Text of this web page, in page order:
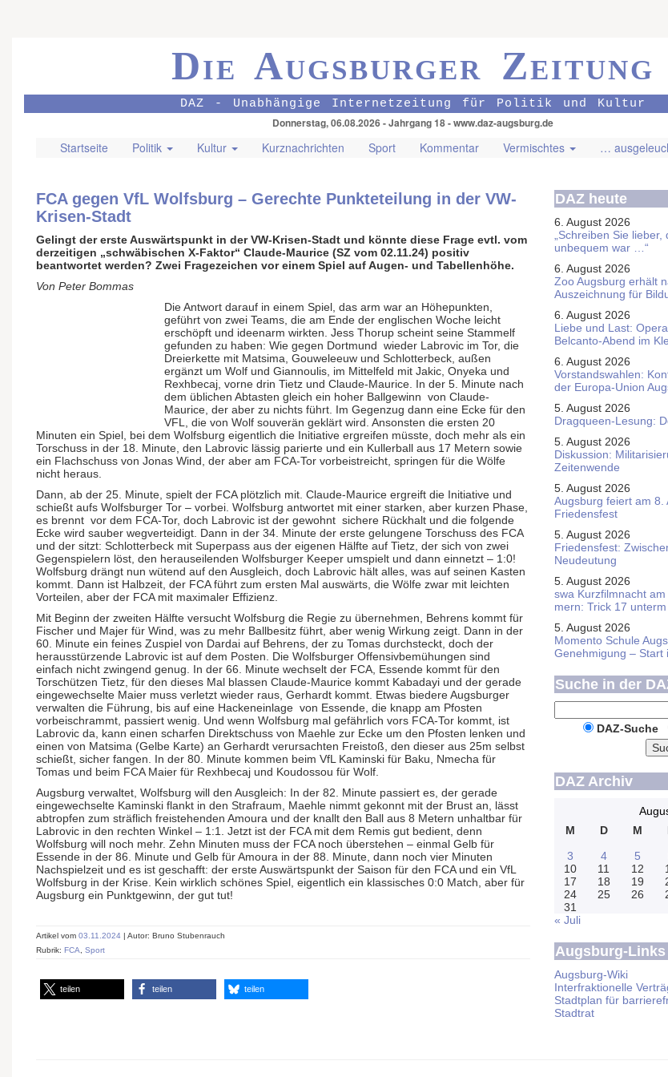
Die Augsburger Zeitung
DAZ - Unabhängige Internetzeitung für Politik und Kultur
Donnerstag, 06.08.2026 - Jahrgang 18 - www.daz-augsburg.de
Startseite Politik Kultur Kurznachrichten Sport Kommentar Vermischtes …
FCA gegen VfL Wolfsburg – Gerechte Punkteteilung in der VW-
Krisen-Stadt
Gelingt der erste Auswärtspunkt in der VW-Krisen-Stadt und könnte diese Frage evtl. vom
derzeitigen „schwäbischen X-Faktor“ Claude-Maurice (SZ vom 02.11.24) positiv
beantwortet werden? Zwei Fragezeichen vor einem Spiel auf Augen- und Tabellenhöhe.
Von Peter Bommas
Die Antwort darauf in einem Spiel, das arm war an Höhepunkten,
geführt von zwei Teams, die am Ende der englischen Woche leicht
erschöpft und ideenarm wirkten. Jess Thorup scheint seine Stammelf
gefunden zu haben: Wie gegen Dortmund wieder Labrovic im Tor, die
Dreierkette mit Matsima, Gouweleeuw und Schlotterbeck, außen
ergänzt um Wolf und Giannoulis, im Mittelfeld mit Jakic, Onyeka und
Rexhbecaj, vorne drin Tietz und Claude-Maurice. In der 5. Minute nach
dem üblichen Abtasten gleich ein hoher Ballgewinn von Claude-
Maurice, der aber zu nichts führt. Im Gegenzug dann eine Ecke für den
VFL, die von Wolf souverän geklärt wird. Ansonsten die ersten 20
Minuten ein Spiel, bei dem Wolfsburg eigentlich die Initiative ergreifen müsste, doch mehr als ein
Torschuss in der 18. Minute, den Labrovic lässig parierte und ein Kullerball aus 17 Metern sowie
ein Flachschuss von Jonas Wind, der aber am FCA-Tor vorbeistreicht, springen für die Wölfe
nicht heraus.
Dann, ab der 25. Minute, spielt der FCA plötzlich mit. Claude-Maurice ergreift die Initiative und
schießt aufs Wolfsburger Tor – vorbei. Wolfsburg antwortet mit einer starken, aber kurzen Phase,
es brennt vor dem FCA-Tor, doch Labrovic ist der gewohnt sichere Rückhalt und die folgende
Ecke wird sauber wegverteidigt. Dann in der 34. Minute der erste gelungene Torschuss des FCA
und der sitzt: Schlotterbeck mit Superpass aus der eigenen Hälfte auf Tietz, der sich von zwei
Gegenspielern löst, den herauseilenden Wolfsburger Keeper umspielt und dann einnetzt – 1:0!
Wolfsburg drängt nun wütend auf den Ausgleich, doch Labrovic hält alles, was auf seinen Kasten
kommt. Dann ist Halbzeit, der FCA führt zum ersten Mal auswärts, die Wölfe zwar mit leichten
Vorteilen, aber der FCA mit maximaler Effizienz.
Mit Beginn der zweiten Hälfte versucht Wolfsburg die Regie zu übernehmen, Behrens kommt für
Fischer und Majer für Wind, was zu mehr Ballbesitz führt, aber wenig Wirkung zeigt. Dann in der
60. Minute ein feines Zuspiel von Dardai auf Behrens, der zu Tomas durchsteckt, doch der
herausstürzende Labrovic ist auf dem Posten. Die Wolfsburger Offensivbemühungen sind
einfach nicht zwingend genug. In der 66. Minute wechselt der FCA, Essende kommt für den
Torschützen Tietz, für den dieses Mal blassen Claude-Maurice kommt Kabadayi und der gerade
eingewechselte Maier muss verletzt wieder raus, Gerhardt kommt. Etwas biedere Augsburger
verwalten die Führung, bis auf eine Hackeneinlage von Essende, die knapp am Pfosten
vorbeischrammt, passiert wenig. Und wenn Wolfsburg mal gefährlich vors FCA-Tor kommt, ist
Labrovic da, kann einen scharfen Direktschuss von Maehle zur Ecke um den Pfosten lenken und
einen von Matsima (Gelbe Karte) an Gerhardt verursachten Freistoß, den dieser aus 25m selbst
schießt, sicher fangen. In der 80. Minute kommen beim VfL Kaminski für Baku, Nmecha für
Tomas und beim FCA Maier für Rexhbecaj und Koudossou für Wolf.
Augsburg verwaltet, Wolfsburg will den Ausgleich: In der 82. Minute passiert es, der gerade
eingewechselte Kaminski flankt in den Strafraum, Maehle nimmt gekonnt mit der Brust an, lässt
abtropfen zum sträflich freistehenden Amoura und der knallt den Ball aus 8 Metern unhaltbar für
Labrovic in den rechten Winkel – 1:1. Jetzt ist der FCA mit dem Remis gut bedient, denn
Wolfsburg will noch mehr. Zehn Minuten muss der FCA noch überstehen – einmal Gelb für
Essende in der 86. Minute und Gelb für Amoura in der 88. Minute, dann noch vier Minuten
Nachspielzeit und es ist geschafft: der erste Auswärtspunkt der Saison für den FCA und ein VfL
Wolfsburg in der Krise. Kein wirklich schönes Spiel, eigentlich ein klassisches 0:0 Match, aber für
Augsburg ein Punktgewinn, der gut tut!
Artikel vom 03.11.2024 | Autor: Bruno Stubenrauch
Rubrik: FCA Sport
teilen teilen teilen
DAZ heute
6. August 2026
„Schreiben Sie
unbequem war …“
6. August 2026
Zoo Augsburg erhält
Auszeichnung für
6. August 2026
Liebe und Last:
Belcanto-Abend im
6. August 2026
Vorstandswahlen:
der Europa-Union
5. August 2026
Dragqueen-Lesung:
5. August 2026
Diskussion:
Zeitenwende
5. August 2026
Augsburg feiert am 8.
Friedensfest
5. August 2026
Friedensfest:
Neudeutung
5. August 2026
swa Kurz­film­nacht
mern: Trick 17
5. August 2026
Momento Schule
Genehmigung – Start
Suche in der
DAZ-Suche
DAZ Archiv
M
D M
3
4 5
10
11 12
17
18 19
24
25 26
31
« Juli
Augsburg-Links
Augsburg-Wiki
Interfraktionelle
Stadtplan für
Stadtrat